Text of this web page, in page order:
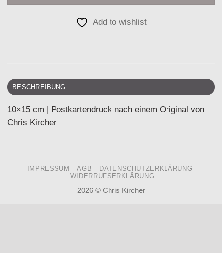
Add to wishlist
BESCHREIBUNG
10×15 cm | Postkartendruck nach einem Original von
Chris Kircher
IMPRESSUM AGB
DATENSCHUTZERKLÄRUNG
WIDERRUFSERKLÄRUNG
2026 © Chris Kircher